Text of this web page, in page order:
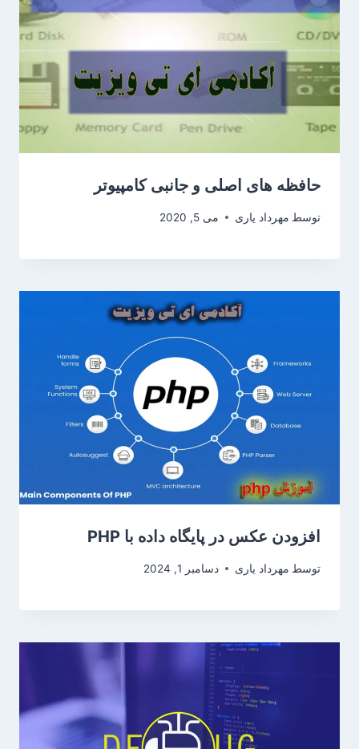
حافظه های اصلی و جانبی کامپیوتر
توسط مهرداد یاری می 5, 2020
افزودن عکس در پایگاه داده با PHP
توسط مهرداد یاری دسامبر 1, 2024